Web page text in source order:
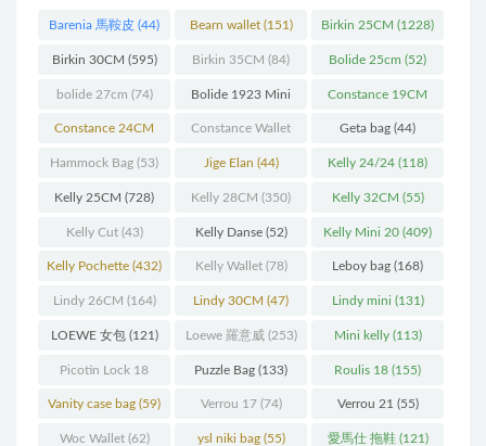
Barenia 馬鞍皮 (44) Bearn wallet(151) Birkin 25CM (1228)
Birkin 30CM (595) Birkin 35CM (84) Bolide 25cm (52)
bolide 27cm (74) Bolide 1923 Mini
(93)
Constance 19CM
(571)
Constance 24CM
(216)
Constance Wallet
(60)
Geta bag (44)
Hammock Bag (53) Jige Elan (44) Kelly 24/24 (118)
Kelly 25CM (728) Kelly 28CM (350) Kelly 32CM (55)
Kelly Cut(43) Kelly Danse(52) Kelly Mini 20 (409)
Kelly Pochette (432) Kelly Wallet(78) Leboy bag (168)
Lindy 26CM (164) Lindy 30CM (47) Lindy mini (131)
LOEWE 女包(121) Loewe 羅意威(253) Mini kelly(113)
Picotin Lock 18
(202)
Puzzle Bag (133) Roulis 18 (155)
Vanity case bag (59) Verrou 17(74) Verrou 21 (55)
Woc Wallet(62) ysl niki bag(55) 愛馬仕 拖鞋(121)